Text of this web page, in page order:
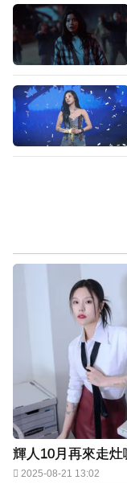
輝人10月再來走
2025-08-21 13:02